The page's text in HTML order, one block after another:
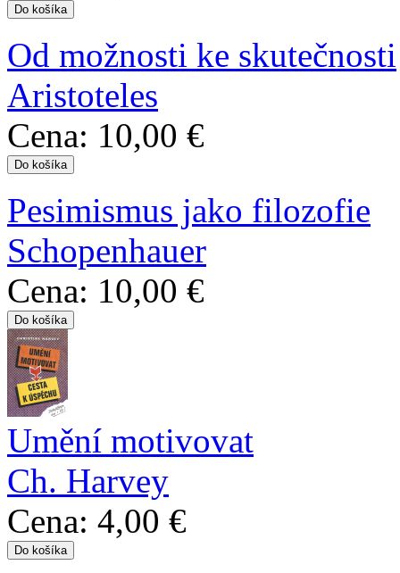
Od možnosti ke skutečnosti
Aristoteles
Cena: 10,00 €
Pesimismus jako filozofie
Schopenhauer
Cena: 10,00 €
Umění motivovat
Ch. Harvey
Cena: 4,00 €